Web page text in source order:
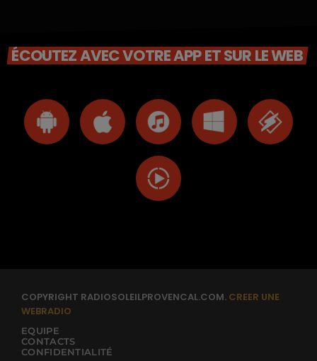
ÉCOUTEZ AVEC VOTRE APP ET SUR LE WEB
COPYRIGHT RADIOSOLEILPROVENCAL.COM. CREER UNE
WEBRADIO
EQUIPE
CONTACTS
CONFIDENTIALITÉ